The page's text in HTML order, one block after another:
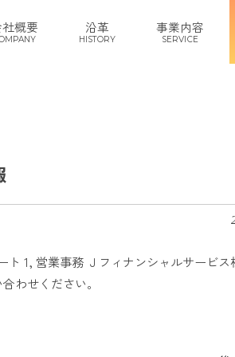
概要 沿革
HISTORY
事業内容
SERVICE
1, 営業事務 Ｊフィナンシャルサービス
わせください。